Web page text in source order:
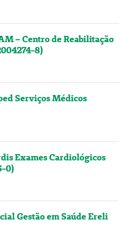
– Centro de Reabilitação
8)
Serviços Médicos
Exames Cardiológicos
0)
Gestão em Saúde Ereli